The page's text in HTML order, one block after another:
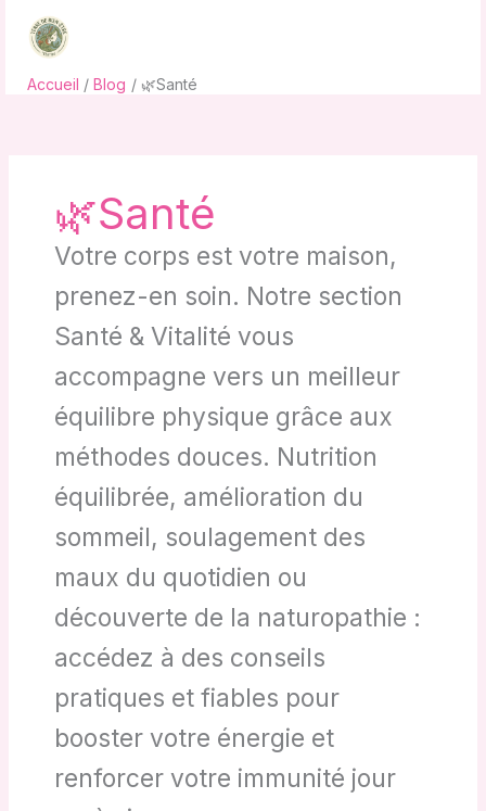
contenu
Accueil
Blog 🌿Santé
🌿Santé
Votre corps est votre maison,
prenez-en soin. Notre section
Santé & Vitalité vous
accompagne vers un meilleur
équilibre physique grâce aux
méthodes douces. Nutrition
équilibrée, amélioration du
sommeil, soulagement des
maux du quotidien ou
découverte de la naturopathie :
accédez à des conseils
pratiques et fiables pour
booster votre énergie et
renforcer votre immunité jour